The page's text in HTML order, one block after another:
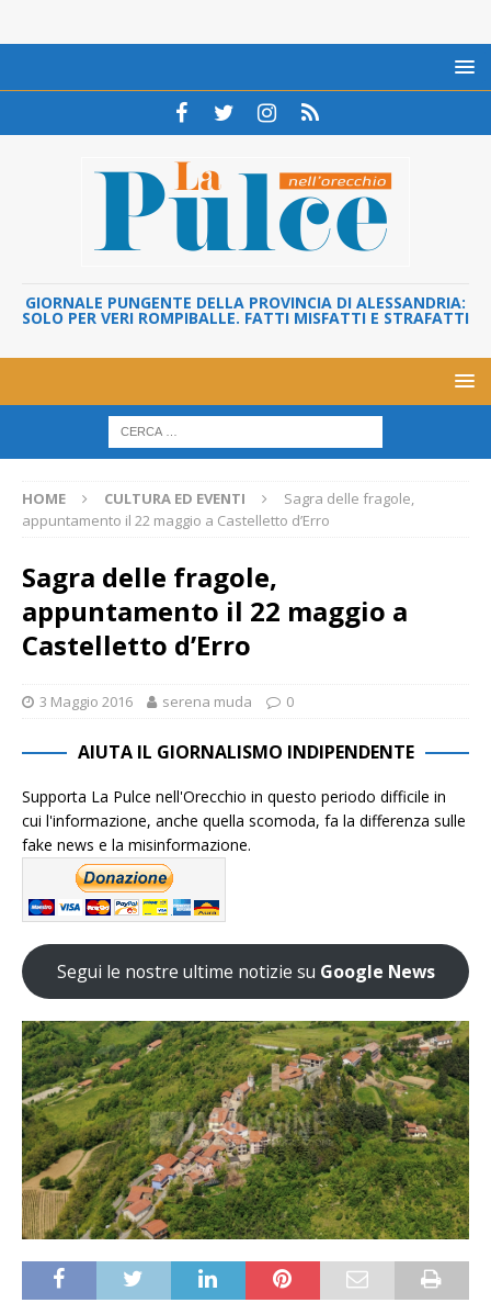
GIORNALE PUNGENTE DELLA PROVINCIA DI ALESSANDRIA:
SOLO PER VERI ROMPIBALLE. FATTI MISFATTI E STRAFATTI
HOME CULTURA ED EVENTI
Sagra delle fragole,
appuntamento il 22 maggio a Castelletto d’Erro
Sagra delle fragole,
appuntamento il 22 maggio a
Castelletto d’Erro
3 Maggio 2016 serena muda 0
AIUTA IL GIORNALISMO INDIPENDENTE
Supporta La Pulce nell'Orecchio in questo periodo difficile in
cui l'informazione, anche quella scomoda, fa la differenza sulle
fake news e la misinformazione.
Segui le nostre ultime notizie su Google News